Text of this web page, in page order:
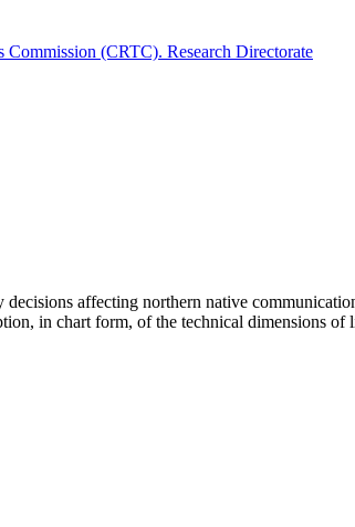
(CRTC). Research Directorate
affecting northern native
in chart form, of the technical dimensions